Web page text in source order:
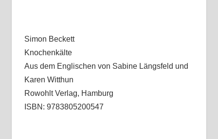
Simon Beckett
Knochenkälte
Aus dem Englischen von Sabine Längsfeld und
Karen Witthun
Rowohlt Verlag, Hamburg
ISBN: 9783805200547